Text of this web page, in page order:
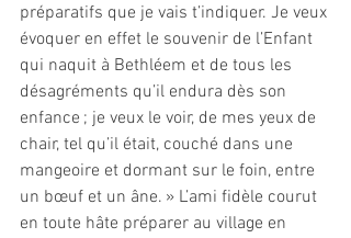
préparatifs que je vais t’indiquer. Je veux
évoquer en effet le souvenir de l’Enfant
qui naquit à Bethléem et de tous les
désagréments qu’il endura dès son
enfance ; je veux le voir, de mes yeux de
chair, tel qu’il était, couché dans une
mangeoire et dormant sur le foin, entre
un bœuf et un âne. » L’ami fidèle courut
en toute hâte préparer au village en